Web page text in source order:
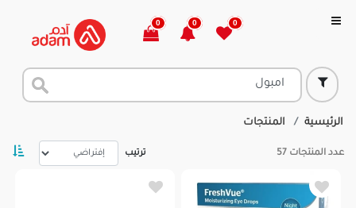
0
0
0
الرئيسية المنتجات
عدد المنتجات 57 ترتيب